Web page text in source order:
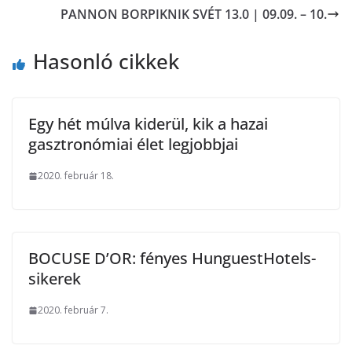
PANNON BORPIKNIK SVÉT 13.0 | 09.09. – 10.
Hasonló cikkek
Egy hét múlva kiderül, kik a hazai
gasztronómiai élet legjobbjai
2020. február 18.
BOCUSE D’OR: fényes HunguestHotels-
sikerek
2020. február 7.